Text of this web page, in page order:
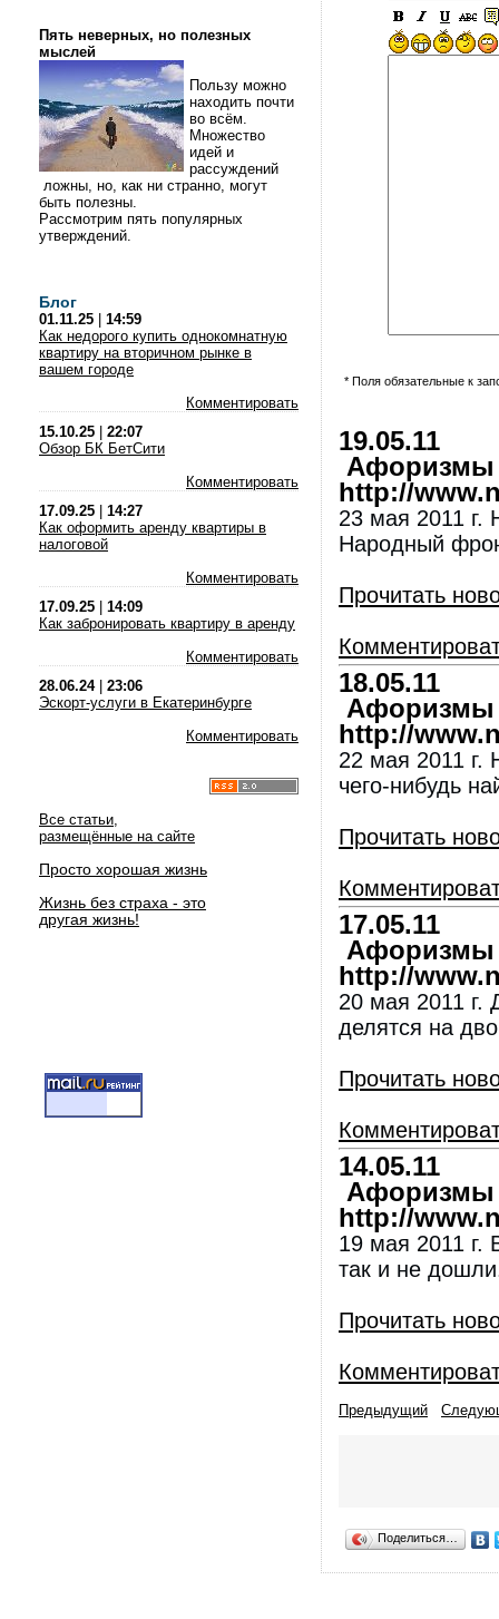
Пять неверных, но полезных
мыслей
Пользу можно
находить почти
во всём.
Множество
идей и
рассуждений
ложны, но, как ни странно, могут
быть полезны.
Рассмотрим пять популярных
утверждений.
Блог
01.11.25
14:59
Как недорого купить однокомнатную
квартиру на вторичном рынке в
вашем городе
Комментировать
15.10.25
22:07
Обзор БК БетСити
Комментировать
17.09.25
14:27
Как оформить аренду квартиры в
налоговой
Комментировать
17.09.25
14:09
Как забронировать квартиру в аренду
Комментировать
28.06.24| 23:06
Эскорт-услуги в Екатеринбурге
Комментировать
Все статьи,
размещённые на сайте
Просто хорошая жизнь
Жизнь без страха - это
другая жизнь!
* Поля обязательные к
19.05.11
Афоризмы
http://
23 мая 2011 г.
Народный
Прочитать
18.05.11
Афоризмы
http://
22 мая 2011 г.
чего-нибудь
Прочитать
17.05.11
Афоризмы
http://
20 мая 2011 г.
делятся на
Прочитать
14.05.11
Афоризмы
http://
19 мая 2011 г.
так и не
Прочитать
Предыдущий
Поделиться…